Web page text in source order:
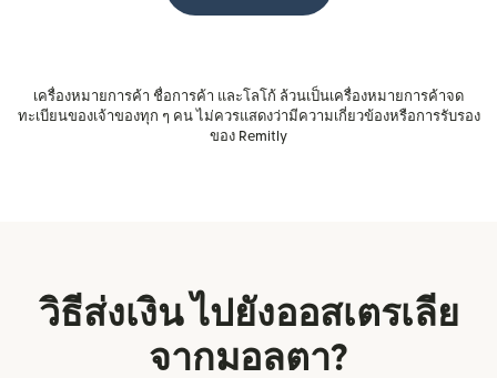
เครื่องหมายการค้า ชื่อการค้า และโลโก้ ล้วนเป็นเครื่องหมายการค้าจด
ทะเบียนของเจ้าของทุก ๆ คน ไม่ควรแสดงว่ามีความเกี่ยวข้องหรือการรับรอง
ของ Remitly
วิธีส่งเงิน ไปยังออสเตรเลีย
จากมอลตา?